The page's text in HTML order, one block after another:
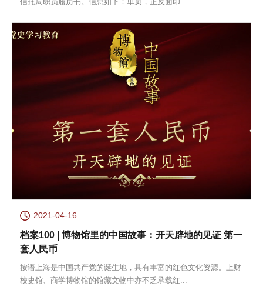
2021-04-16
档案100 | 博物馆里的中国故事：开天辟地的见证 第一
套人民币
按语上海是中国共产党的诞生地，具有丰富的红色文化资源。上财
校史馆、商学博物馆的馆藏文物中亦不乏承载红...